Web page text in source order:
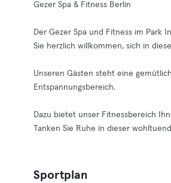
Gezer Spa & Fitness Berlin
Der Gezer Spa und Fitness im Park
Sie herzlich willkommen, sich in
Unseren Gästen steht eine
Entspannungsbereich.
Dazu bietet unser Fitnessbereich
Tanken Sie Ruhe in dieser
Sportplan